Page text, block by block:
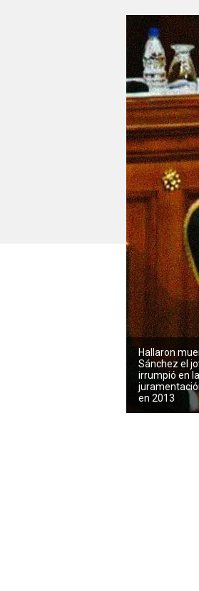
Hallaron
Sánchez el
irrumpió en la
en 2013